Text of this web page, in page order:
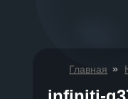
Главная »